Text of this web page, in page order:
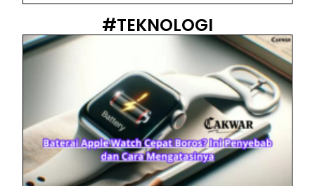
#TEKNOLOGI